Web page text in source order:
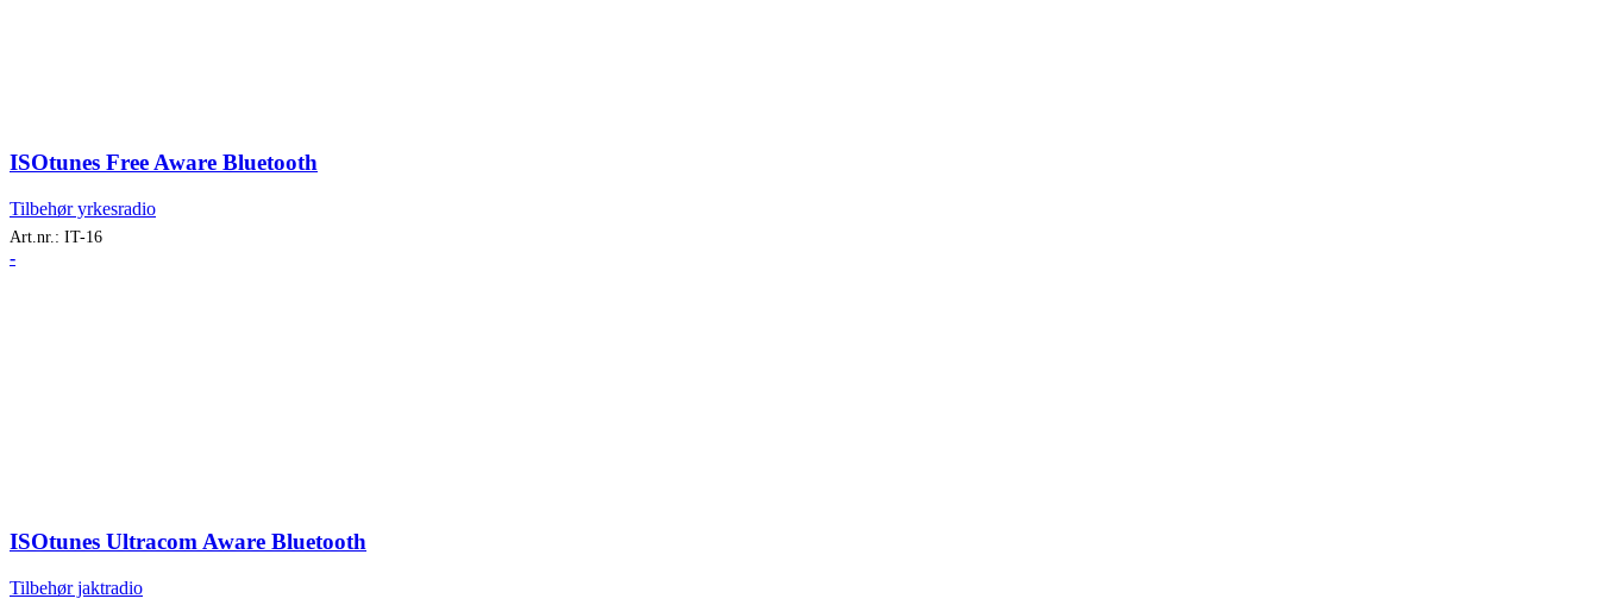
ISOtunes Free Aware Bluetooth
Tilbehør yrkesradio
Art.nr.: IT-16
-
ISOtunes Ultracom Aware Bluetooth
Tilbehør jaktradio